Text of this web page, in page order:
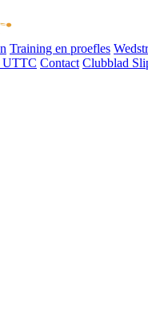
Training en proefles
UTTC Contact Clubblad